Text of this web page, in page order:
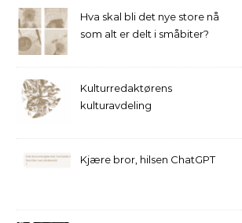
Hva skal bli det nye store nå
som alt er delt i småbiter?
Kulturredaktørens
kulturavdeling
Kjære bror, hilsen ChatGPT